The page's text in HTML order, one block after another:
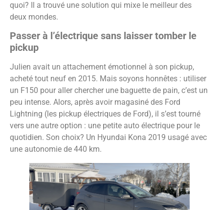
quoi? Il a trouvé une solution qui mixe le meilleur des
deux mondes.
Passer à l’électrique sans laisser tomber le
pickup
Julien avait un attachement émotionnel à son pickup,
acheté tout neuf en 2015. Mais soyons honnêtes : utiliser
un F150 pour aller chercher une baguette de pain, c’est un
peu intense. Alors, après avoir magasiné des Ford
Lightning (les pickup électriques de Ford), il s’est tourné
vers une autre option : une petite auto électrique pour le
quotidien. Son choix? Un Hyundai Kona 2019 usagé avec
une autonomie de 440 km.